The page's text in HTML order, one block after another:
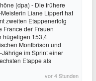
(dpa) - Die frühere
Liane Lippert hat
zweiten Etappenerfolg
France der Frauen
hügeligen 153,4
Montbrison und
im Sprint einer
Etappe als
vor 4 Stunden